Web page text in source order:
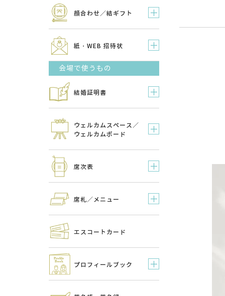
顔合わせ／結ギフト
紙・WEB 招待状
会場で使うもの
結婚証明書
ウェルカムスペース／
ウェルカムボード
席次表
席札／メニュー
エスコートカード
プロフィールブック